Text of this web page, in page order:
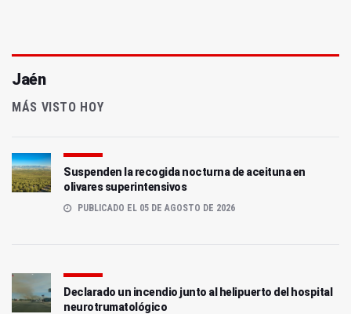
Jaén
MÁS VISTO HOY
Suspenden la recogida nocturna de aceituna en
olivares superintensivos
PUBLICADO EL 05 DE AGOSTO DE 2026
Declarado un incendio junto al helipuerto del hospital
neurotrumatológico